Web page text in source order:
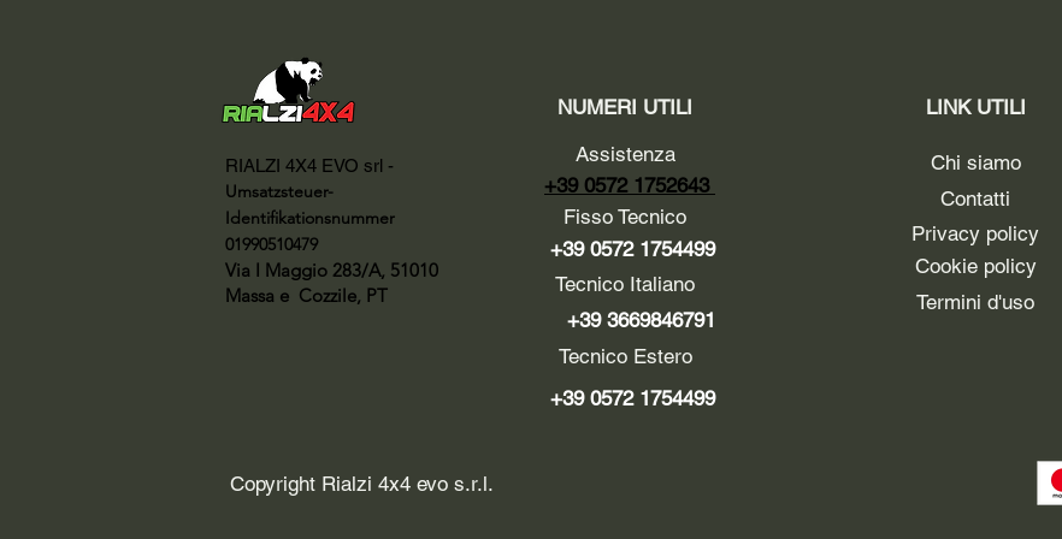
RIALZI 4X4 EVO srl -
Umsatzsteuer-
Identifikationsnummer
01990510479
Via I Maggio 283/A, 51010
Massa e Cozzile, PT
NUMERI UTILI
Assistenza
+39 0572 1752643
Fisso Tecnico
+39 0572 1754499
Tecnico Italiano
+39 3669846791
Tecnico Estero
+39 0572 1754499
LINK UTILI
Chi siamo
Contatti
Privacy policy
Cookie policy
Termini d'uso
Copyright Rialzi 4x4 evo s.r.l.